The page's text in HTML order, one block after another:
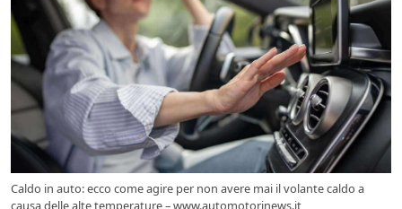
Caldo in auto: ecco come agire per non avere mai il volante caldo a
causa delle alte temperature – www.automotorinews.it